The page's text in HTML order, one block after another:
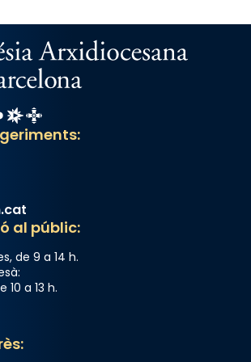
Radio Estel
Catalunya Cristiana
al públic:
de 9 a 14 h.
10 a 13 h.